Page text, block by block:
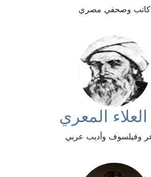
كاتب وصحفي مصري
العلاء المعري
وفيلسوف وأديب عربي